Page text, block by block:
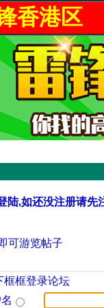
香港区
陆,如还没注册请先
可游览帖子
框框登录论坛